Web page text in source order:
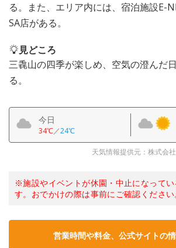
る。また、エリア内には、宿泊施設E-
SA店がある。
見どころ
三毳山の四季が楽しめ、空気の澄んだ
る。
今日
34℃／24℃
天気情報提供元：株式会
※施設やイベントが休園・中止になってい
す。おでかけの際は事前にご確認ください
営業時間や料金、公式サイトの